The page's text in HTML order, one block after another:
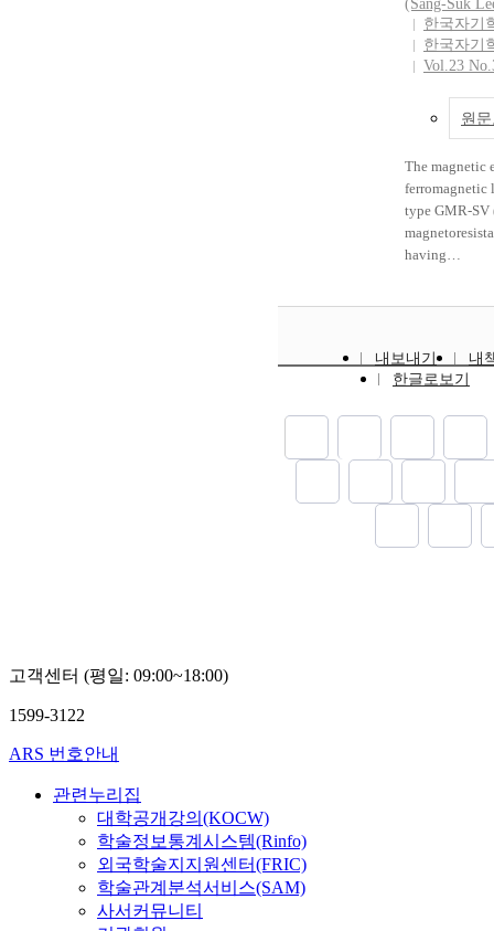
resistivity
a decrease in
certain
boundary
5 kOe
was 2.66%,
samples (y =
enhanced
improvement
secondary
the grain
dependent
potential
as diffusion
to the fine
LSMO thin
LSMO and
interfaces.
향을 종합적
도메인 및 도
(skyrmions)
답, 정량적
법까지 폭넓
를 극복하기
향성을 제시
dimensional
materials,
unique
thin systems
exciting
spin-based
Magnetic
tool for
review
(Sang-Suk
한국자기
한국자기
Vol.23
원
The magnetic
ferromagnetic
type GMR-SV
having
dual-type
depending on
by the
the switching
measuring
내보내기
내
한글로보기
고객센터 (평일: 09:00~18:00)
1599-3122
ARS 번호안내
관련누리집
대학공개강의(KOCW)
학술정보통계시스템(Rinfo)
외국학술지지원센터(FRIC)
학술관계분석서비스(SAM)
사서커뮤니티